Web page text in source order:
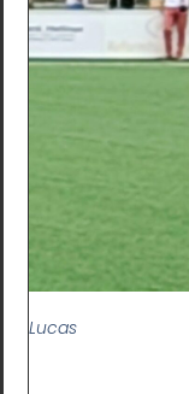
Lucas